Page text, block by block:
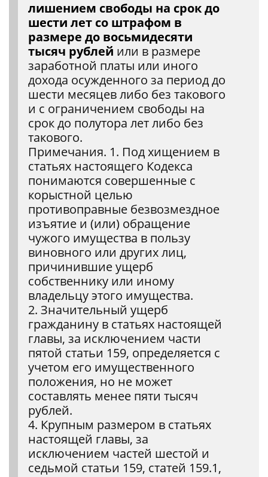
лишением свободы на срок до
шести лет со штрафом в
размере до восьмидесяти
тысяч рублей или в размере
заработной платы или иного
дохода осужденного за период до
шести месяцев либо без такового
и с ограничением свободы на
срок до полутора лет либо без
такового.
Примечания. 1. Под хищением в
статьях настоящего Кодекса
понимаются совершенные с
корыстной целью
противоправные безвозмездное
изъятие и (или) обращение
чужого имущества в пользу
виновного или других лиц,
причинившие ущерб
собственнику или иному
владельцу этого имущества.
2. Значительный ущерб
гражданину в статьях настоящей
главы, за исключением части
пятой статьи 159, определяется с
учетом его имущественного
положения, но не может
составлять менее пяти тысяч
рублей.
4. Крупным размером в статьях
настоящей главы, за
исключением частей шестой и
седьмой статьи 159, статей 159.1,